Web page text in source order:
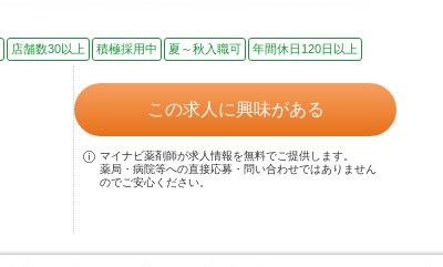
店舗数30以上 積極採用中 夏～秋入職可 年間休日120日以上
この求人に興味がある
マイナビ薬剤師が求人情報を無料でご提供します。
薬局・病院等への直接応募・問い合わせではありません
のでご安心ください。